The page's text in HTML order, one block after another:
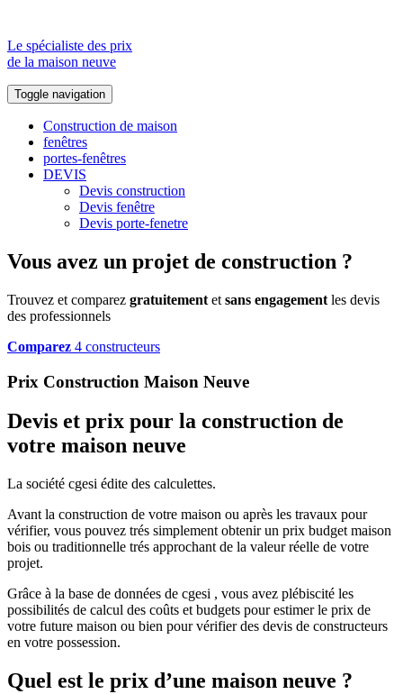
Le spécialiste des prix
de la maison neuve
Toggle navigation
Construction de maison
fenêtres
portes-fenêtres
DEVIS
Devis construction
Devis fenêtre
Devis porte-fenetre
Vous avez un projet de construction ?
Trouvez et comparez gratuitement et sans engagement les devis
des professionnels
Comparez 4 constructeurs
Prix Construction Maison Neuve
Devis et prix pour la construction de
votre maison neuve
La société cgesi édite des calculettes.
Avant la construction de votre maison ou après les travaux pour
vérifier, vous pouvez trés simplement obtenir un prix budget maison
bois ou traditionnelle trés approchant de la valeur réelle de votre
projet.
Grâce à la base de données de cgesi , vous avez plébiscité les
possibilités de calcul des coûts et budgets pour estimer le prix de
votre future maison ou bien pour vérifier des devis de constructeurs
en votre possession.
Quel est le prix d’une maison neuve ?